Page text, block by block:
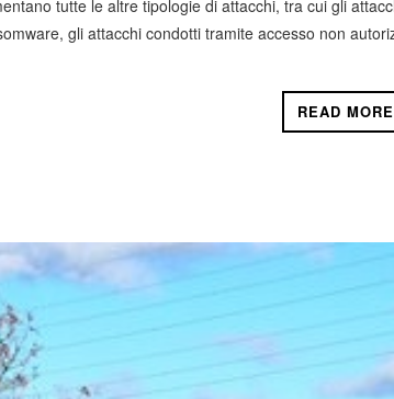
tutte le altre tipologie di attacchi, tra cui gli
gli attacchi condotti tramite accesso non
READ MORE